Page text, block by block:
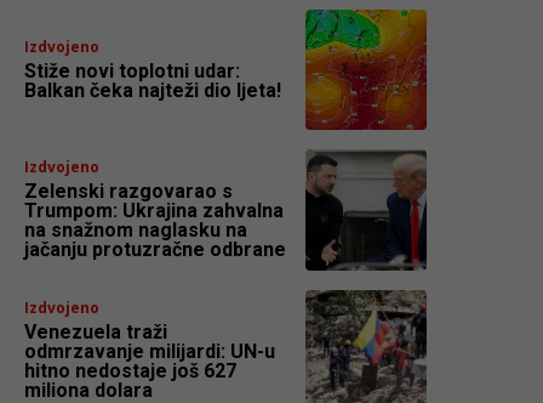
Izdvojeno
Stiže novi toplotni udar:
Balkan čeka najteži dio ljeta!
Izdvojeno
Zelenski razgovarao s
Trumpom: Ukrajina zahvalna
na snažnom naglasku na
jačanju protuzračne odbrane
Izdvojeno
Venezuela traži
odmrzavanje milijardi: UN-u
hitno nedostaje još 627
miliona dolara